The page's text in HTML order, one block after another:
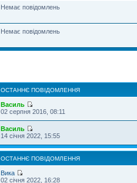
Немає повідомлень
Немає повідомлень
ОСТАННЄ ПОВІДОМЛЕННЯ
Василь
02 серпня 2016, 08:11
Василь
14 січня 2022, 15:55
ОСТАННЄ ПОВІДОМЛЕННЯ
Вика
02 січня 2022, 16:28